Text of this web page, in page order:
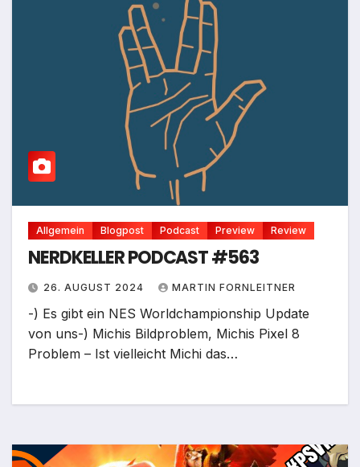
Allgemein Blogpost Podcast Preview Review
NERDKELLER PODCAST #563
26. AUGUST 2024 MARTIN FORNLEITNER
-) Es gibt ein NES Worldchampionship Update
von uns-) Michis Bildproblem, Michis Pixel 8
Problem – Ist vielleicht Michi das…